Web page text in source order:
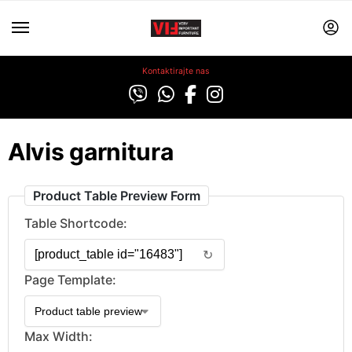
Kontaktirajte nas
Alvis garnitura
Product Table Preview Form
Table Shortcode:
↻
Page Template:
Max Width: